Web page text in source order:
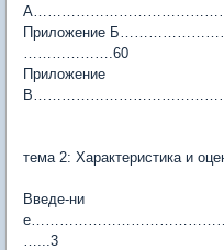
Приложение
……………….60
Приложение
тема 2: Характеристика и
Введе-ни
…...3